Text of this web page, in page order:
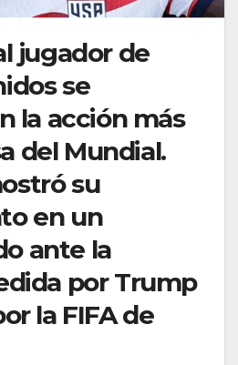
jugador de
se
la acción más
del Mundial.
su
en un
ante la
por Trump
la FIFA de